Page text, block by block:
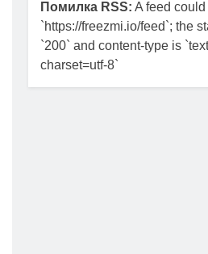
Помилка RSS: A feed
`https://freezmi.io/feed`; the
`200` and content-type is
charset=utf-8`